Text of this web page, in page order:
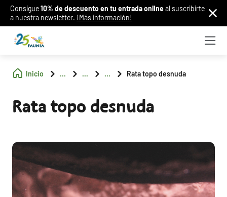
Consigue10% de descuento en tu entrada onlineal suscribirte
a nuestra newsletter. ¡Más información!
Inicio ... ... ... Rata topo desnuda
Rata topo desnuda